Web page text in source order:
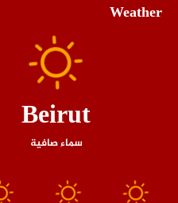
Weather
Beirut
سماء صافية